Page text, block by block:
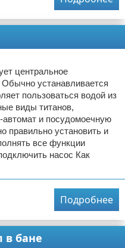
центральное
устанавливается
пользоваться водой из
виды титанов,
и посудомоечную
правильно установить и
все функции
насос Как
Подробнее
в бане